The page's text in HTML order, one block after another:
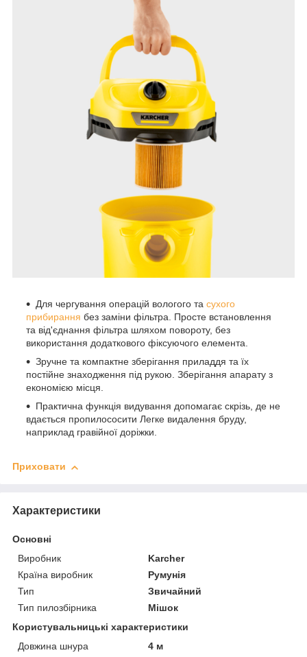
Для чергування операцій вологого та сухого
прибирання без заміни фільтра. Просте встановлення
та від'єднання фільтра шляхом повороту, без
використання додаткового фіксуючого елемента.
Зручне та компактне зберігання приладдя та їх
постійне знаходження під рукою. Зберігання апарату з
економією місця.
Практична функція видування допомагає скрізь, де не
вдається пропилососити Легке видалення бруду,
наприклад гравійної доріжки.
Приховати
Характеристики
Основні
Виробник
Karcher
Країна виробник
Румунія
Тип
Звичайний
Тип пилозбірника
Мішок
Користувальницькі характеристики
Довжина шнура
4 м